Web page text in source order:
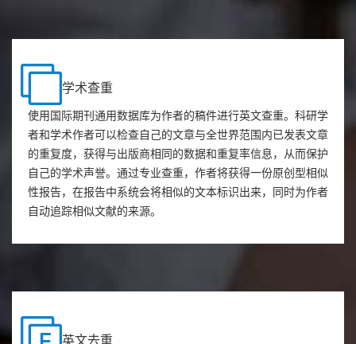
学术查重
使用国际期刊通用数据库为作者的稿件进行英文查重。科研学
者和学术作者可以检查自己的文章与全世界范围内已发表文章
的重复度，获得与出版商相同的数据和重复率信息，从而保护
自己的学术声誉。通过专业查重，作者将获得一份原创型相似
性报告，在报告中系统会将相似的文本标识出来，同时为作者
自动追踪相似文献的来源。
英文去重